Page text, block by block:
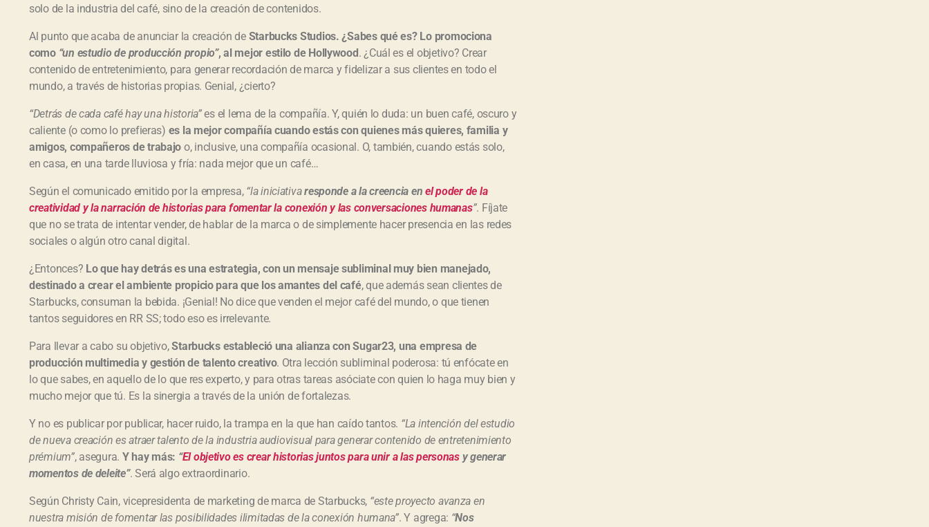
o
p
r
u
e
n
r
d
i
n
u
i
v
o
u
n
.
solo de la industria del café, sino de la creación de contenidos.
Al punto que acaba de anunciar la creación de Starbucks Studios. ¿Sabes qué es? Lo promociona
como “un estudio de producción propio”, al mejor estilo de Hollywood . ¿Cuál es el objetivo? Crear
contenido de entretenimiento, para generar recordación de marca y fidelizar a sus clientes en todo el
mundo, a través de historias propias. Genial, ¿cierto?
“Detrás de cada café hay una historia”es el lema de la compañía. Y, quién lo duda: un buen café, oscuro y
caliente (o como lo prefieras) es la mejor compañía cuando estás con quienes más quieres, familia y
amigos, compañeros de trabajo o, inclusive, una compañía ocasional. O, también, cuando estás solo,
en casa, en una tarde lluviosa y fría: nada mejor que un café…
Según el comunicado emitido por la empresa, “la iniciativaresponde a la creencia enel poder de la
creatividad y la narración de historias para fomentar la conexión y las conversaciones humanas”. Fíjate
que no se trata de intentar vender, de hablar de la marca o de simplemente hacer presencia en las redes
sociales o algún otro canal digital.
¿Entonces? Lo que hay detrás es una estrategia, con un mensaje subliminal muy bien manejado,
destinado a crear el ambiente propicio para que los amantes del café, que además sean clientes de
Starbucks, consuman la bebida. ¡Genial! No dice que venden el mejor café del mundo, o que tienen
tantos seguidores en RR SS; todo eso es irrelevante.
Para llevar a cabo su objetivo,Starbucks estableció una alianza con Sugar23, una empresa de
producción multimedia y gestión de talento creativo. Otra lección subliminal poderosa: tú enfócate en
lo que sabes, en aquello de lo que res experto, y para otras tareas asóciate con quien lo haga muy bien y
mucho mejor que tú. Es la sinergia a través de la unión de fortalezas.
Y no es publicar por publicar, hacer ruido, la trampa en la que han caído tantos. “La intención del estudio
de nueva creación es atraer talento de la industria audiovisual para generar contenido de entretenimiento
prémium”, asegura. Y hay más: “El objetivo es crear historias juntos para unir a las personasy generar
momentos de deleite”. Será algo extraordinario.
Según Christy Cain, vicepresidenta de marketing de marca de Starbucks, “este proyecto avanza en
nuestra misión de fomentar las posibilidades ilimitadas de la conexión humana”. Y agrega: “Nos